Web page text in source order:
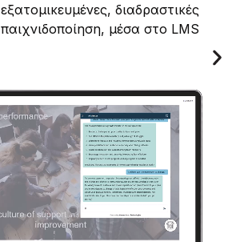
έως ενημέρωση/ευαισθητοποίηση για
το AI και ανάπτυξη soft skills.